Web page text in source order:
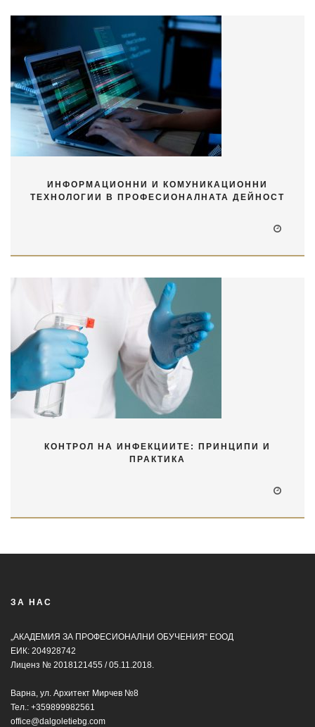
ИНФОРМАЦИОННИ И КОМУНИКАЦИОННИ
ТЕХНОЛОГИИ В ПРОФЕСИОНАЛНАТА ДЕЙНОСТ
КОНТРОЛ НА ИНФЕКЦИИТЕ: ПРИНЦИПИ И
ПРАКТИКА
ЗА НАС
„АКАДЕМИЯ ЗА ПРОФЕСИОНАЛНИ ОБУЧЕНИЯ“ ЕООД
ЕИК: 204928742
Лиценз № 2018121455 / 05.11.2018.
Варна, ул. Архитект Мирчев №8
Тел.: +359899982561
office@dalgoletiebg.com